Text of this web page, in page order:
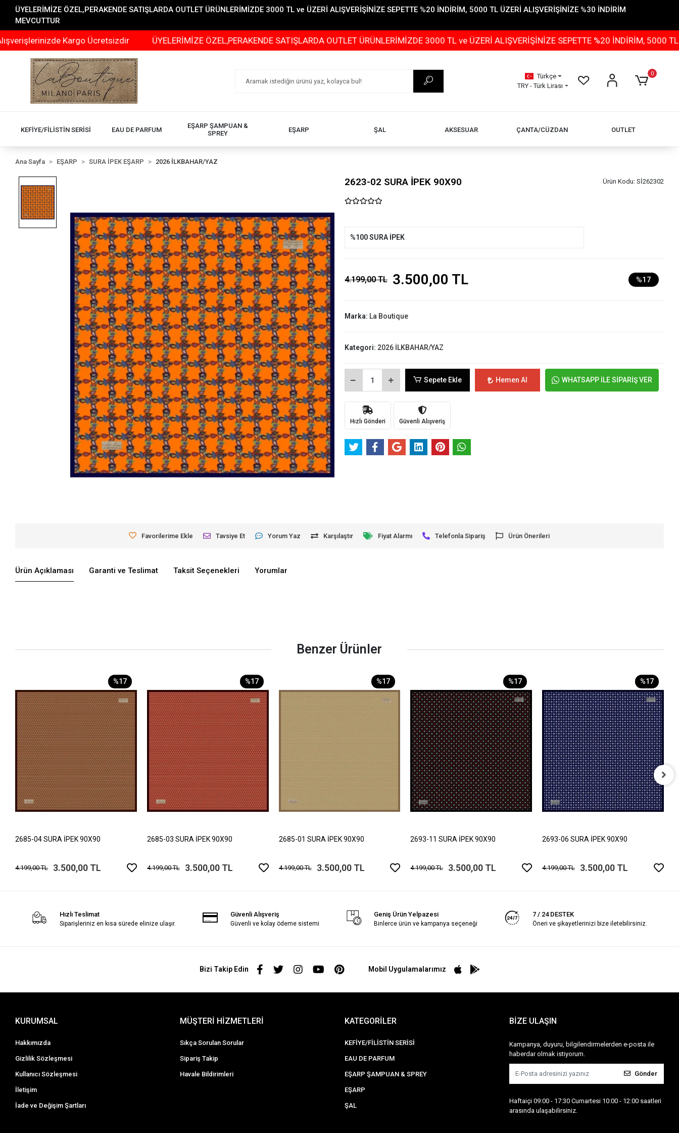
ÜYELERİMİZE ÖZEL,PERAKENDE SATIŞLARDA OUTLET ÜRÜNLERİMİZDE 3000 TL ve ÜZERİ ALIŞVERİŞİNİZE SEPETTE %20 İNDİRİM, 5000 TL ÜZERİ ALIŞVERİŞİNİZE %30 İNDİRİM
MEVCUTTUR
Kargo Ücretsizdir ÜYELERİMİZE ÖZEL,PERAKENDE SATIŞLARDA OUTLET ÜRÜNLERİMİZDE 3000 TL ve ÜZERİ ALIŞVERİŞİNİZE SEPETTE %20 İNDİRİM, 5000 TL
Türkçe
TRY - Türk Lirası
0
KEFİYE/FİLİSTİN SERİSİ EAU DE PARFUM
EŞARP ŞAMPUAN &
SPREY
EŞARP ŞAL AKSESUAR ÇANTA/CÜZDAN OUTLET
Ana Sayfa EŞARP SURA İPEK EŞARP 2026 İLKBAHAR/YAZ
2623-02 SURA İPEK 90X90 Ürün Kodu: Sİ262302
%100 SURA İPEK
4.199,00 TL 3.500,00 TL %17
Marka: La Boutique
Kategori: 2026 İLKBAHAR/YAZ
Sepete Ekle Hemen Al WHATSAPP İLE SİPARİŞ VER
Hızlı Gönderi Güvenli Alışveriş
Favorilerime Ekle Tavsiye Et Yorum Yaz Karşılaştır Fiyat Alarmı Telefonla Sipariş Ürün Önerileri
Ürün Açıklaması Garanti ve Teslimat Taksit Seçenekleri Yorumlar
Benzer Ürünler
%17
2685-04 SURA İPEK 90X90
4.199,00 TL 3.500,00 TL
%17
2685-03 SURA İPEK 90X90
4.199,00 TL 3.500,00 TL
%17
2685-01 SURA İPEK 90X90
4.199,00 TL 3.500,00 TL
%17
2693-11 SURA İPEK 90X90
4.199,00 TL 3.500,00 TL
%17
2693-06 SURA İPEK 90X90
4.199,00 TL 3.500,00 TL
Hızlı Teslimat
Siparişleriniz en kısa sürede elinize ulaşır.
Güvenli Alışveriş
Güvenli ve kolay ödeme sistemi
Geniş Ürün Yelpazesi
Binlerce ürün ve kampanya seçeneği
7 / 24 DESTEK
Öneri ve şikayetlerinizi bize iletebilirsiniz.
Bizi Takip Edin Mobil Uygulamalarımız
KURUMSAL
Hakkımızda
Gizlilik Sözleşmesi
Kullanıcı Sözleşmesi
İletişim
İade ve Değişim Şartları
MÜŞTERİ HİZMETLERİ
Sıkça Sorulan Sorular
Sipariş Takip
Havale Bildirimleri
KATEGORİLER
KEFİYE/FİLİSTİN SERİSİ
EAU DE PARFUM
EŞARP ŞAMPUAN & SPREY
EŞARP
ŞAL
BİZE ULAŞIN
Kampanya, duyuru, bilgilendirmelerden e-posta ile
haberdar olmak istiyorum.
Gönder
Haftaiçi 09:00 - 17:30 Cumartesi 10:00 - 12:00 saatleri
arasında ulaşabilirsiniz.